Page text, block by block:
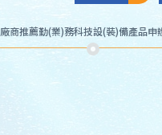
廠商推薦勤(業)務科技設(裝)備產品申